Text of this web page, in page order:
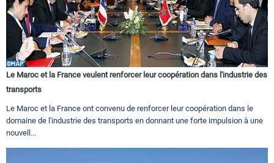
Le Maroc et la France veulent renforcer leur coopération dans l'industrie des
transports
Le Maroc et la France ont convenu de renforcer leur coopération dans le
domaine de l'industrie des transports en donnant une forte impulsion à une
nouvell...